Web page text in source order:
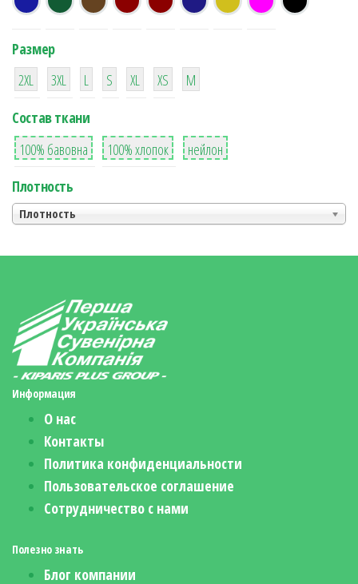
Размер
38
2XL
16
3XL
42
L
42
S
42
XL XS
М
Состав ткани
8
100% бавовна
36
100% хлопок
2
нейлон
Плотность
Плотность
Информация
О нас
Контакты
Политика конфиденциальности
Пользовательское соглашение
Сотрудничество с нами
Полезно знать
Блог компании